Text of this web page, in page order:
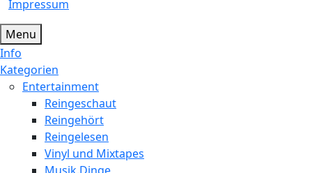
Impressum
Menu
Info
Kategorien
Entertainment
Reingeschaut
Reingehört
Reingelesen
Vinyl und Mixtapes